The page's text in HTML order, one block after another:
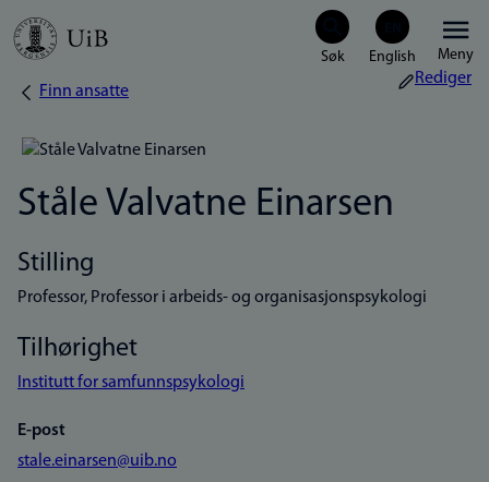
Hopp
Meny
Navigasjonssti
Finn ansatte
Rediger
Ståle Valvatne Einarsen
Stilling
Professor, Professor i arbeids- og organisasjonspsykologi
Tilhørighet
Institutt for samfunnspsykologi
E-post
stale.einarsen@uib.no